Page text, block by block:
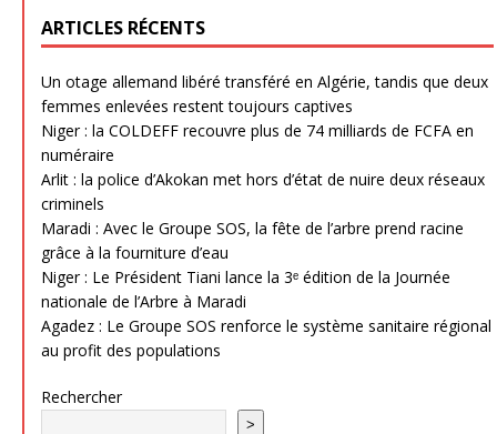
ARTICLES RÉCENTS
Un otage allemand libéré transféré en Algérie, tandis que deux
femmes enlevées restent toujours captives
Niger : la COLDEFF recouvre plus de 74 milliards de FCFA en
numéraire
Arlit : la police d’Akokan met hors d’état de nuire deux réseaux
criminels
Maradi : Avec le Groupe SOS, la fête de l’arbre prend racine
grâce à la fourniture d’eau
Niger : Le Président Tiani lance la 3ᵉ édition de la Journée
nationale de l’Arbre à Maradi
Agadez : Le Groupe SOS renforce le système sanitaire régional
au profit des populations
Rechercher
>